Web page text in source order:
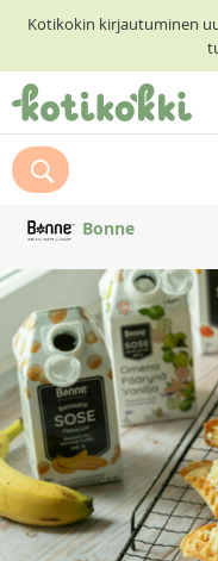
Kotikokin kirjautuminen
ETUSIVU
RESEPTIHAKU
RUOKATEEMAT
KESKUSTELUT
KOTIKOKIT
Bonne